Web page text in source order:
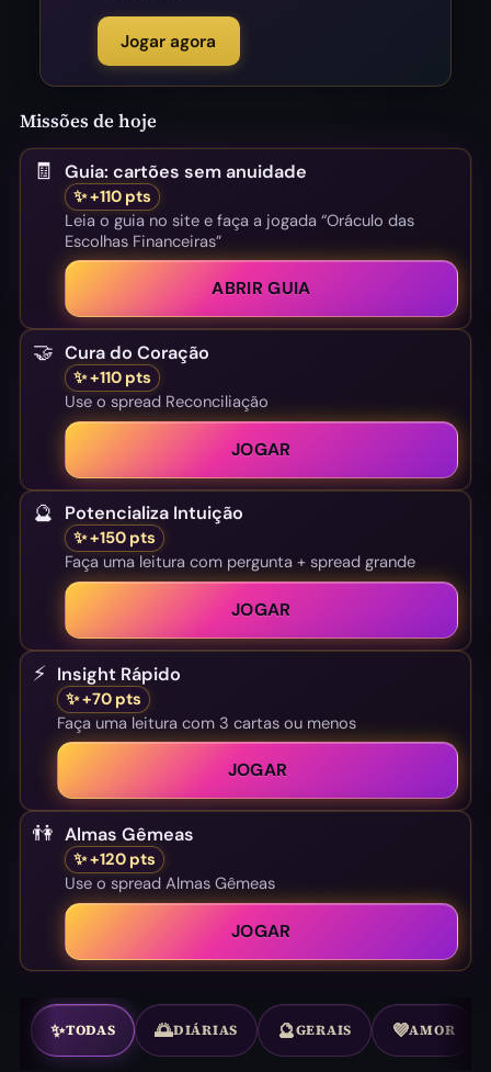
Jogar agora
Missões de hoje
🧾 Guia: cartões sem anuidade
✨ +110 pts
Leia o guia no site e faça a jogada “Oráculo das
Escolhas Financeiras”
ABRIR GUIA
🤝 Cura do Coração
✨ +110 pts
Use o spread Reconciliação
JOGAR
🔮 Potencializa Intuição
✨ +150 pts
Faça uma leitura com pergunta + spread grande
JOGAR
⚡ Insight Rápido
✨ +70 pts
Faça uma leitura com 3 cartas ou menos
JOGAR
👫 Almas Gêmeas
✨ +120 pts
Use o spread Almas Gêmeas
JOGAR
✨TODAS 🌅DIÁRIAS 🔮GERAIS 💜AMOR